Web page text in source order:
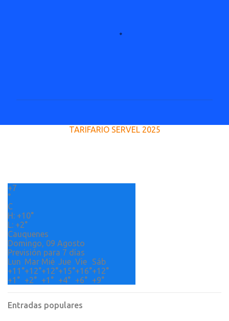
u
o
m
e
n
t
a
r
i
TARIFARIO SERVEL 2025
+7
°
C
H: +10°
L: +2°
Cauquenes
Domingo, 09 Agosto
Previsión para 7 días
Lun Mar Mié Jue Vie
Sáb
+11°+12°+12°+15°+16°+12°
+1° +2° +1° +4° +6° +9°
Entradas populares